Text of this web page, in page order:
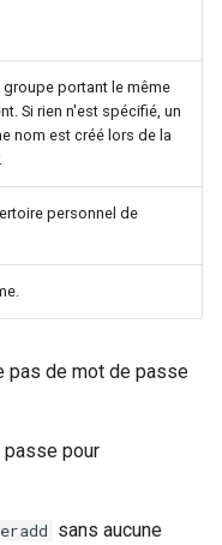
groupe portant le même
Si rien n'est spécifié, un
nom est créé lors de la
personnel de
pas de mot de passe
passe pour
sans aucune